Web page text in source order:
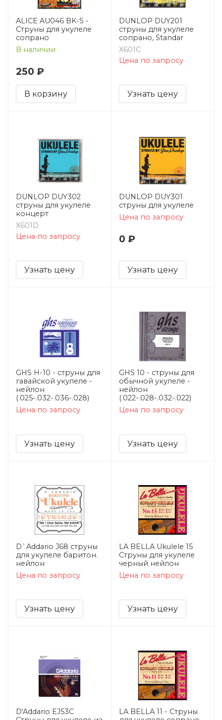
ALICE AU046 BK-S -
Струны для укулеле
сопрано
В наличии
250 ₽
В корзину
DUNLOP DUY201
струны для укулеле
сопрано, Standar
X601C
Цена по запросу
Узнать цену
DUNLOP DUY302
струны для укулеле
концерт
X601D
Цена по запросу
Узнать цену
DUNLOP DUY301
струны для укулеле
Цена по запросу
0 ₽
Узнать цену
GHS H-10 - струны для
гавайской укулеле -
нейлон
(.025-.032-.036-.028)
Цена по запросу
Узнать цену
GHS 10 - струны для
обычной укулеле -
нейлон
(.022-.028-.032-.022)
Цена по запросу
Узнать цену
D`Addario J68 струны
для укулеле баритон.
нейлон
Цена по запросу
Узнать цену
LA BELLA Ukulele 15
Струны для укулеле
черный нейлон
Цена по запросу
Узнать цену
D'Addario EJ53C
LA BELLA 11 - Струны